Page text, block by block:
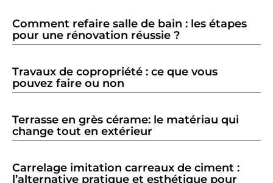
Comment refaire salle de bain : les étapes
pour une rénovation réussie ?
Travaux de copropriété : ce que vous
pouvez faire ou non
Terrasse en grès cérame: le matériau qui
change tout en extérieur
Carrelage imitation carreaux de ciment :
l’alternative pratique et esthétique pour